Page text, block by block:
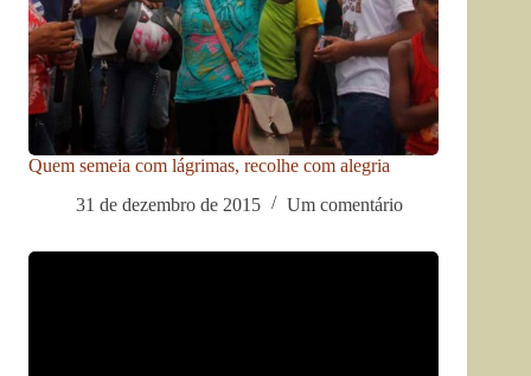
Quem semeia com lágrimas, recolhe com alegria
31 de dezembro de 2015
Um comentário